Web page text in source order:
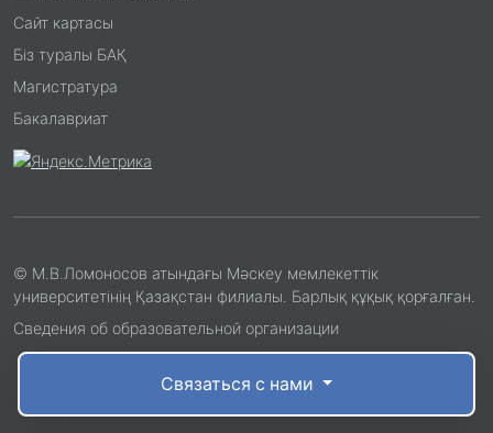
Сайт картасы
Біз туралы БАҚ
Магистратура
Бакалавриат
© М.В.Ломоносов атындағы Мәскеу мемлекеттік
университетінің Қазақстан филиалы. Барлық құқық қорғалған.
Сведения об образовательной организации
Связаться с нами